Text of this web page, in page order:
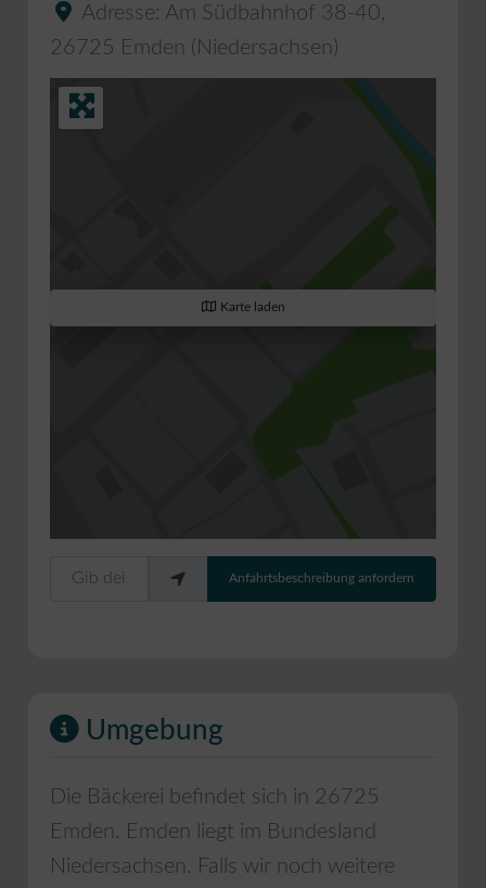
Adresse: Am Südbahnhof 38-40,
26725 Emden ( Niedersachsen)
Karte laden
Gib deinen Standort ein.
Anfahrtsbeschreibung anfordern
Umgebung
Die Bäckerei befindet sich in 26725
Emden . Emden liegt im Bundesland
Niedersachsen . Falls wir noch weitere